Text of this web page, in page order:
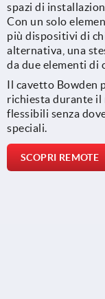
spazi di
Con un solo
più dispositivi di
alternativa, una
da due elementi di
Il cavetto Bowden
richiesta durante il
flessibili senza
speciali.
SCOPRI REMOTE